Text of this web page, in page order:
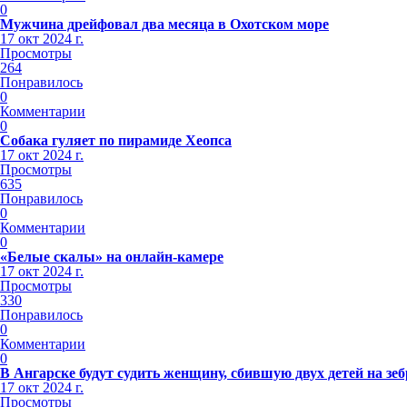
0
Мужчина дрейфовал два месяца в Охотском море
17 окт 2024 г.
Просмотры
264
Понравилось
0
Комментарии
0
Собака гуляет по пирамиде Хеопса
17 окт 2024 г.
Просмотры
635
Понравилось
0
Комментарии
0
«Белые скалы» на онлайн-камере
17 окт 2024 г.
Просмотры
330
Понравилось
0
Комментарии
0
В Ангарске будут судить женщину, сбившую двух детей на
17 окт 2024 г.
Просмотры